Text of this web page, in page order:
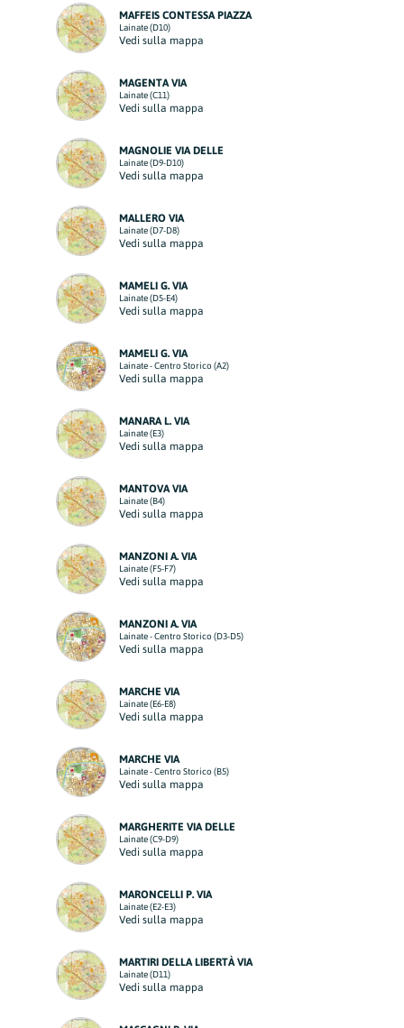
MAFFEIS CONTESSA PIAZZA
Lainate (D10)
Vedi sulla mappa
MAGENTA VIA
Lainate (C11)
Vedi sulla mappa
MAGNOLIE VIA DELLE
Lainate (D9-D10)
Vedi sulla mappa
MALLERO VIA
Lainate (D7-D8)
Vedi sulla mappa
MAMELI G. VIA
Lainate (D5-E4)
Vedi sulla mappa
MAMELI G. VIA
Lainate - Centro Storico (A2)
Vedi sulla mappa
MANARA L. VIA
Lainate (E3)
Vedi sulla mappa
MANTOVA VIA
Lainate (B4)
Vedi sulla mappa
MANZONI A. VIA
Lainate (F5-F7)
Vedi sulla mappa
MANZONI A. VIA
Lainate - Centro Storico (D3-D5)
Vedi sulla mappa
MARCHE VIA
Lainate (E6-E8)
Vedi sulla mappa
MARCHE VIA
Lainate - Centro Storico (B5)
Vedi sulla mappa
MARGHERITE VIA DELLE
Lainate (C9-D9)
Vedi sulla mappa
MARONCELLI P. VIA
Lainate (E2-E3)
Vedi sulla mappa
MARTIRI DELLA LIBERTÀ VIA
Lainate (D11)
Vedi sulla mappa